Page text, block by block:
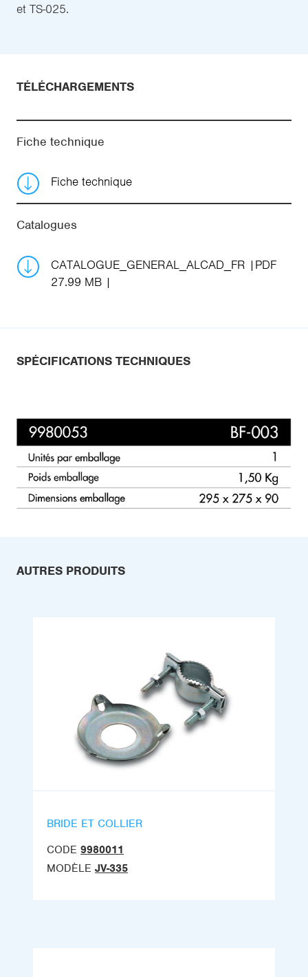
et TS-025.
TÉLÉCHARGEMENTS
Fiche technique
Fiche technique
Catalogues
CATALOGUE_GENERAL_ALCAD_FR
PDF
27.99 MB
SPÉCIFICATIONS TECHNIQUES
AUTRES PRODUITS
BRIDE ET COLLIER
CODE 9980011
MODÈLE JV-335